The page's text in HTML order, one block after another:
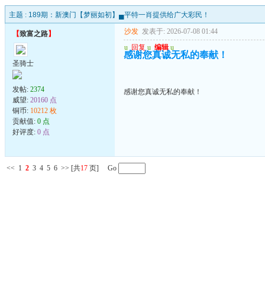
主题 : 189期：新澳门【梦丽如初】▄平特一肖提供给广大彩民！
【致富之路】
圣骑士
发帖: 2374
威望: 20160 点
铜币: 10212 枚
贡献值: 0 点
好评度: 0 点
沙发 发表于: 2026-07-08 01:44
u 回复 u 编辑 u
感谢您真诚无私的奉献！
感谢您真诚无私的奉献！
<< 1 2 3 4 5 6 >> [共17 页] Go